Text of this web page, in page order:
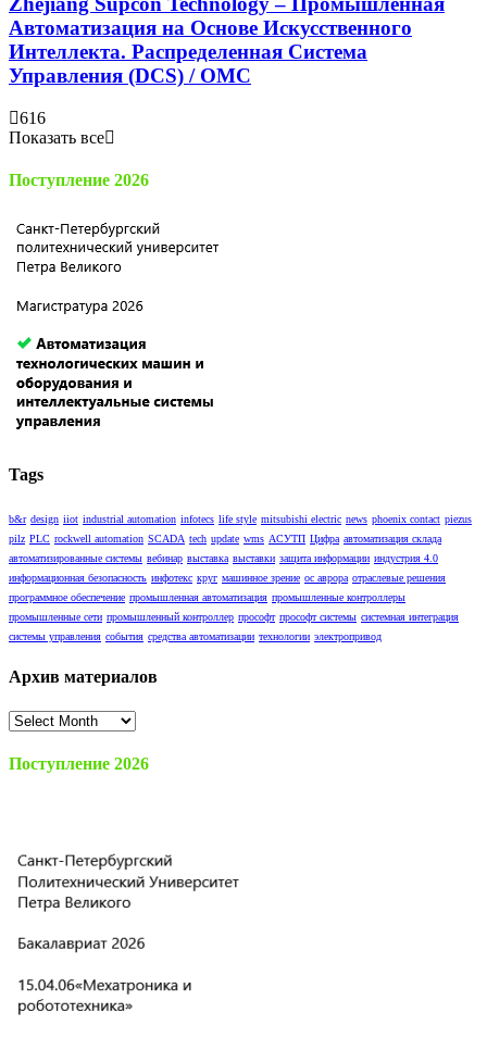
Автоматизация на Основе Искусственного
Интеллекта. Распределенная Cистема
Управления (DCS) / OMC
616
Показать все
Поступление 2026
Tags
b&r design iiot industrial automation infotecs life style mitsubishi electric news phoenix contact piezus
pilz PLC rockwell automation SCADA tech update wms АСУТП Цифра автоматизация склада
автоматизированные системы вебинар выставка выставки защита информации индустрия 4.0
информационная безопасность инфотекс круг машинное зрение ос аврора отраслевые решения
программное обеспечение промышленная автоматизация промышленные контроллеры
промышленные сети промышленный контроллер прософт прософт системы системная интеграция
системы управления события средства автоматизации технологии электропривод
Архив материалов
Архив
Поступление 2026